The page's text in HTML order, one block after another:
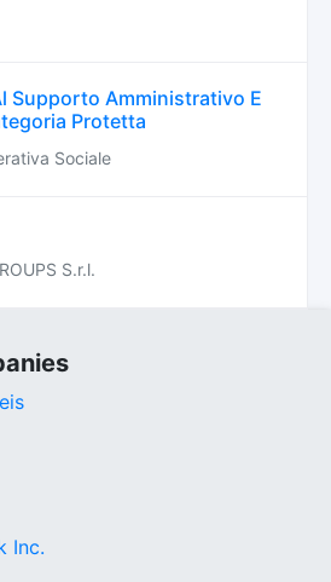
Supporto Amministrativo E
Protetta
Sociale
S.r.l.
Inc.